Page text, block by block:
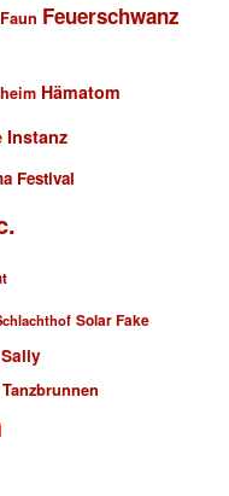
Faun Feuerschwanz
Hämatom
Instanz
Festival
Solar Fake
Tanzbrunnen